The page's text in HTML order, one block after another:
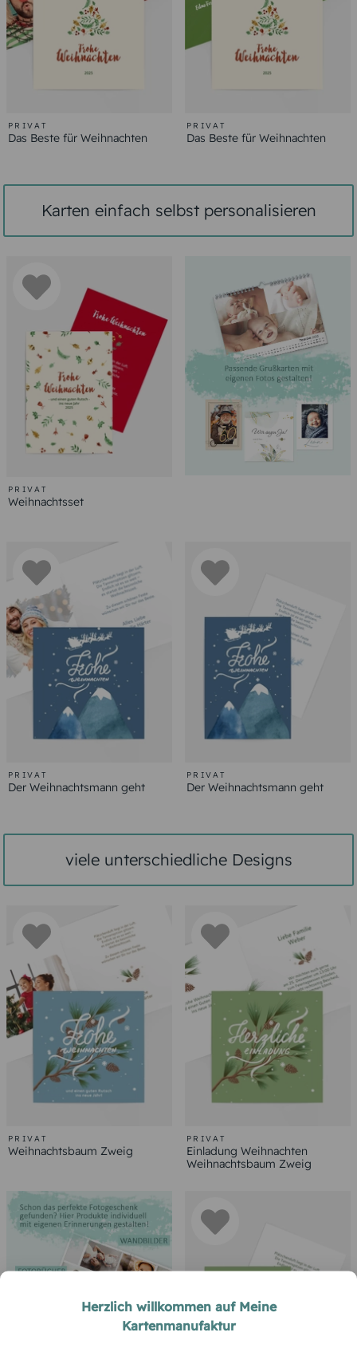
PRIVAT
Das Beste für Weihnachten
PRIVAT
Das Beste für Weihnachten
Karten einfach selbst personalisieren
PRIVAT
Weihnachtsset
PRIVAT
Der Weihnachtsmann geht
PRIVAT
Der Weihnachtsmann geht
viele unterschiedliche Designs
PRIVAT
Weihnachtsbaum Zweig
PRIVAT
Einladung Weihnachten
Weihnachtsbaum Zweig
Herzlich willkommen auf Meine
Kartenmanufaktur